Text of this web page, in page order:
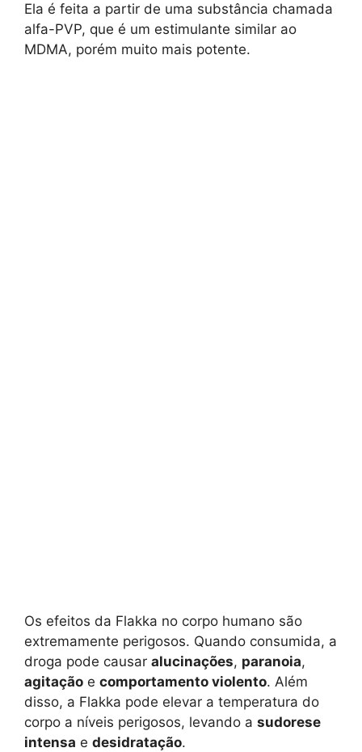
Ela é feita a partir de uma substância chamada
alfa-PVP, que é um estimulante similar ao
MDMA, porém muito mais potente.
Os efeitos da Flakka no corpo humano são
extremamente perigosos. Quando consumida, a
droga pode causar alucinações, paranoia,
agitação e comportamento violento. Além
disso, a Flakka pode elevar a temperatura do
corpo a níveis perigosos, levando a sudorese
intensa e desidratação.